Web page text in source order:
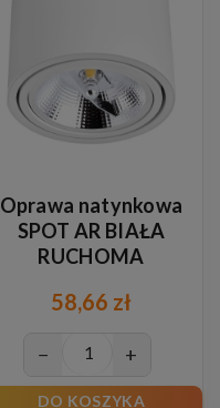
Oprawa natynkowa
SPOT AR BIAŁA
RUCHOMA
58,66 zł
− +
DO KOSZYKA